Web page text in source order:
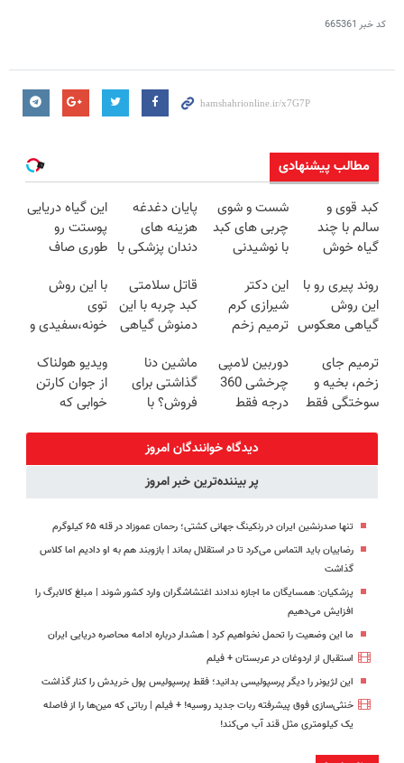
کد خبر 665361
مطالب پیشنهادی
کبد قوی و
سالم با چند
گیاه خوش
شست و شوی
چربی های کبد
با نوشیدنی
پایان دغدغه
هزینه های
دندان پزشکی با
کننده خانگی
این گیاه دریایی
پوستت رو
طوری صاف
20سال جوون
شدی🔥
روند پیری رو با
این روش
گیاهی معکوس
این دکتر
شیرازی کرم
ترمیم زخم
ساخت!!!
قاتل سلامتی
کبد چربه با این
دمنوش گیاهی
با این روش
توی
خونه،سفیدی و
برگردون
(40%off)
ترمیم جای
زخم، بخیه و
سوختگی فقط
دوربین لامپی
چرخشی 360
درجه فقط
🔥 پرداخت
درب منزل
ماشین دنا
گذاشتی برای
فروش؟ با
بفروش
ویدیو هولناک
از جوان کارتن
خوابی که
دیدگاه خوانندگان امروز
پر بیننده‌ترین خبر امروز
تنها صدرنشین ایران در رنکینگ جهانی کشتی؛ رحمان عموزاد در قله ۶۵ کیلوگرم
رضاییان باید التماس می‌کرد تا در استقلال بماند | بازوبند هم به او دادیم اما کلاس
گذاشت
پزشکیان: همسایگان ما اجازه ندادند اغتشاشگران وارد کشور شوند | مبلغ کالابرگ را
افزایش می‌دهیم
ما این وضعیت را تحمل نخواهیم کرد | هشدار درباره ادامه محاصره دریایی ایران
استقبال از اردوغان در عربستان + فیلم
این لژیونر را دیگر پرسپولیسی بدانید؛ فقط پرسپولیس پول خریدش را کنار گذاشت
خنثی‌سازی فوق پیشرفته ربات جدید روسیه! + فیلم | رباتی که مین‌ها را از فاصله
یک کیلومتری مثل قند آب می‌کند!